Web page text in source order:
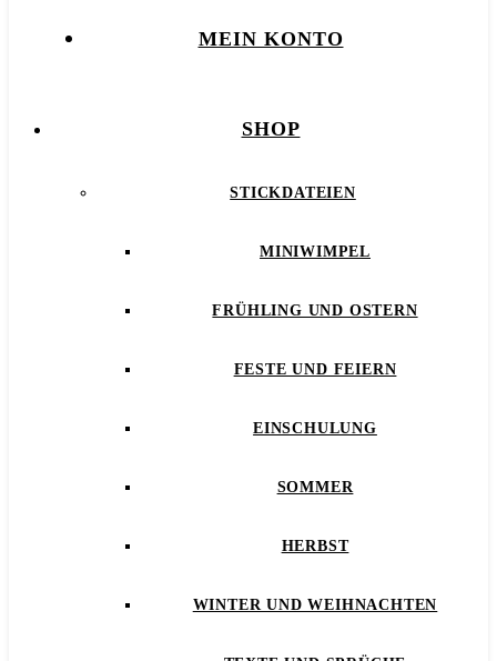
MEIN KONTO
SHOP
STICKDATEIEN
MINIWIMPEL
FRÜHLING UND OSTERN
FESTE UND FEIERN
EINSCHULUNG
SOMMER
HERBST
WINTER UND WEIHNACHTEN